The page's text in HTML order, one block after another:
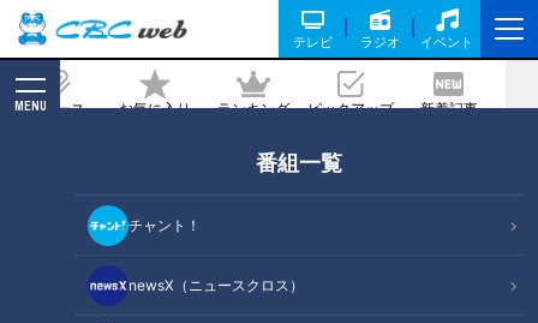
テレビ ラジオ イベント
ニュース お気に入り ランキング ピックアップ 新着記事
MENU
番組一覧
チャント！
newsX（ニュースクロス）
祭り！ #5チャン春祭り #若狭アナ #佐
藤アナ #南部アナ
2026/05/21 18:08